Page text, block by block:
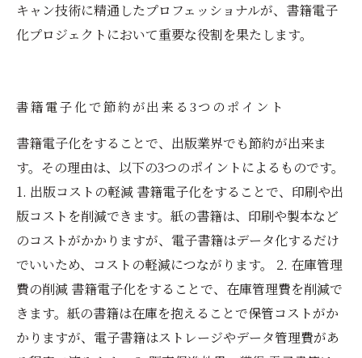
キャン技術に精通したプロフェッショナルが、書籍電子
化プロジェクトにおいて重要な役割を果たします。
書籍電子化で節約が出来る3つのポイント
書籍電子化をすることで、出版業界でも節約が出来ま
す。その理由は、以下の3つのポイントによるものです。
1. 出版コストの軽減 書籍電子化をすることで、印刷や出
版コストを削減できます。紙の書籍は、印刷や製本など
のコストがかかりますが、電子書籍はデータ化するだけ
でいいため、コストの軽減につながります。 2. 在庫管理
費の削減 書籍電子化をすることで、在庫管理費を削減で
きます。紙の書籍は在庫を抱えることで保管コストがか
かりますが、電子書籍はストレージやデータ管理費があ